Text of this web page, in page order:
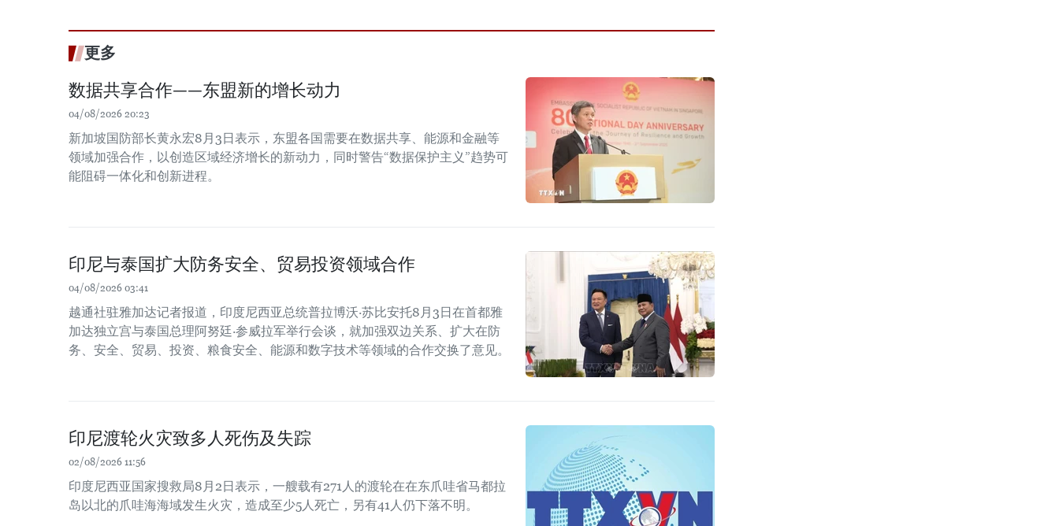
更多
数据共享合作——东盟新的增长动力
04/08/2026 20:23
新加坡国防部长黄永宏8月3日表示，东盟各国需要在数据共享、能源和金融等
领域加强合作，以创造区域经济增长的新动力，同时警告“数据保护主义”趋势可
能阻碍一体化和创新进程。
印尼与泰国扩大防务安全、贸易投资领域合作
04/08/2026 03:41
越通社驻雅加达记者报道，印度尼西亚总统普拉博沃·苏比安托8月3日在首都雅
加达独立宫与泰国总理阿努廷·参威拉军举行会谈，就加强双边关系、扩大在防
务、安全、贸易、投资、粮食安全、能源和数字技术等领域的合作交换了意见。
印尼渡轮火灾致多人死伤及失踪
02/08/2026 11:56
印度尼西亚国家搜救局8月2日表示，一艘载有271人的渡轮在在东爪哇省马都拉
岛以北的爪哇海海域发生火灾，造成至少5人死亡，另有41人仍下落不明。